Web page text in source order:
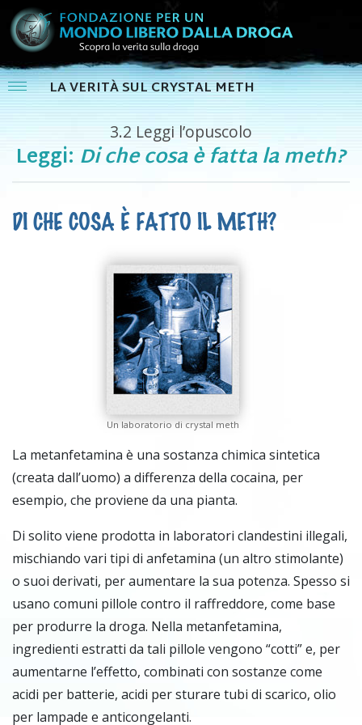
LA VERITÀ SUL CRYSTAL METH
3.2 Leggi l’opuscolo
Leggi: Di che cosa è fatta la meth?
DI CHE COSA È FATTO IL METH?
Un laboratorio di crystal meth
La metanfetamina è una sostanza chimica sintetica
(creata dall’uomo) a differenza della cocaina, per
esempio, che proviene da una pianta.
Di solito viene prodotta in laboratori clandestini illegali,
mischiando vari tipi di anfetamina (un altro stimolante)
o suoi derivati, per aumentare la sua potenza. Spesso si
usano comuni pillole contro il raffreddore, come base
per produrre la droga. Nella metanfetamina,
ingredienti estratti da tali pillole vengono “cotti” e, per
aumentarne l’effetto, combinati con sostanze come
acidi per batterie, acidi per sturare tubi di scarico, olio
per lampade e anticongelanti.